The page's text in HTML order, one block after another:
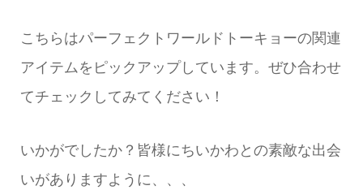
こちらはパーフェクトワールドトーキョーの関連
アイテムをピックアップしています。ぜひ合わせ
てチェックしてみてください！
いかがでしたか？皆様にちいかわとの素敵な出会
いがありますように、、、